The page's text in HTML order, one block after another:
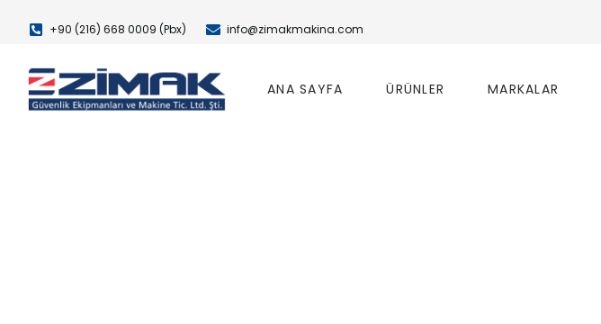
+90 (216) 668 0009 (Pbx) info@zimakmakina.com
ANA SAYFA ÜRÜNLER MARKALAR